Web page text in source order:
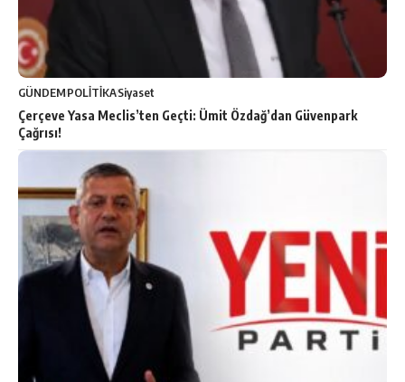
GÜNDEMPOLİTİKASiyaset
Çerçeve Yasa Meclis’ten Geçti: Ümit Özdağ’dan Güvenpark
Çağrısı!